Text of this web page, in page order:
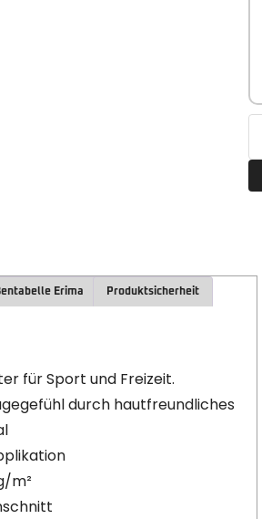
Erima Produktsicherheit
für Sport und Freizeit.
durch hautfreundliches
m²